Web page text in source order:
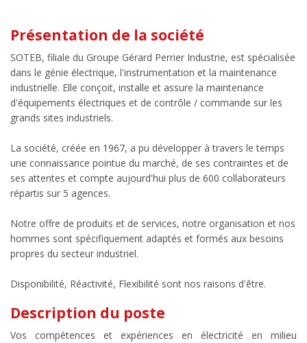
Présentation de la société
SOTEB, filiale du Groupe Gérard Perrier Industrie, est spécialisée
dans le génie électrique, l'instrumentation et la maintenance
industrielle. Elle conçoit, installe et assure la maintenance
d'équipements électriques et de contrôle / commande sur les
grands sites industriels.
La société, créée en 1967, a pu développer à travers le temps
une connaissance pointue du marché, de ses contraintes et de
ses attentes et compte aujourd'hui plus de 600 collaborateurs
répartis sur 5 agences.
Notre offre de produits et de services, notre organisation et nos
hommes sont spécifiquement adaptés et formés aux besoins
propres du secteur industriel.
Disponibilité, Réactivité, Flexibilité sont nos raisons d'être.
Description du poste
Vos compétences et expériences en électricité en milieu